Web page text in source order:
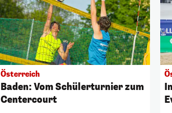
Österreich
Baden: Vom Schülerturnier zum
Centercourt